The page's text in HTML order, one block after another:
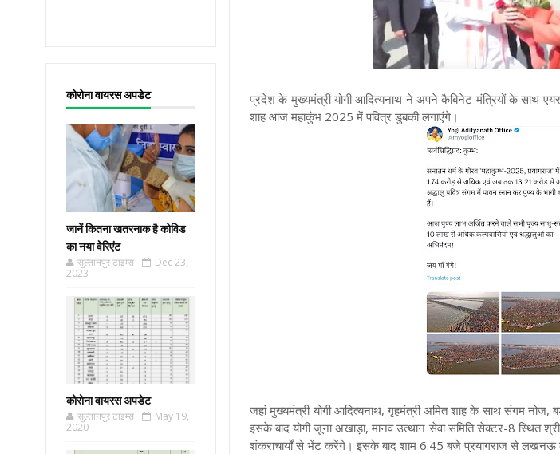
कोरोना वायरस अपडेट
जानें कितना खतरनाक है कोविड
का नया वेरिएंट
सुल्तानपुर टाइम्स
Dec 23,
2023
कोरोना वायरस अपडेट
सुल्तानपुर टाइम्स
May 19,
2020
प्रदेश के मुख्यमंत्री योगी आदित्यनाथ ने अपने कैबिनेट मंत्रियों के साथ
शाह आज महाकुंभ 2025 में पवित्र डुबकी लगाएंगे ।
जहां मुख्यमंत्री योगी आदित्यनाथ, गृहमंत्री अमित शाह के साथ संगम नोज,
इसके बाद योगी जूना अखाड़ा, मानव उत्थान सेवा समिति सेक्टर-8 स्थित
शंकराचार्यों से भेंट करेंगे। इसके बाद शाम 6:45 बजे प्रयागराज से लखनऊ